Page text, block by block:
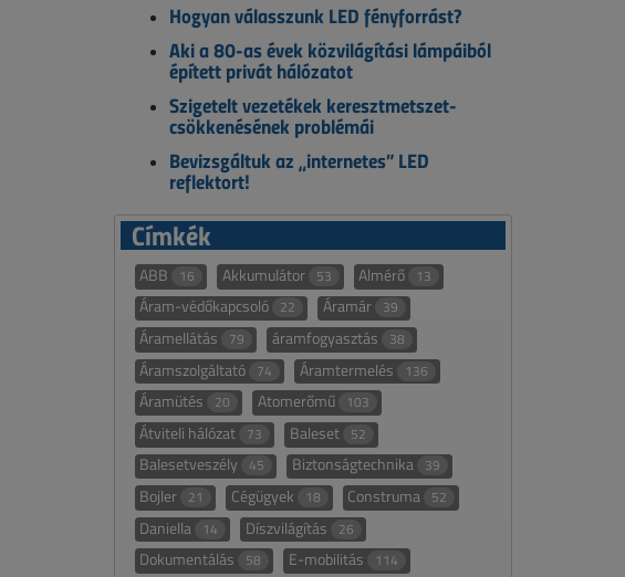
Hogyan válasszunk LED fényforrást?
Aki a 80-as évek közvilágítási lámpáiból
épített privát hálózatot
Szigetelt vezetékek keresztmetszet-
csökkenésének problémái
Bevizsgáltuk az „internetes” LED
reflektort!
Címkék
ABB 16 Akkumulátor 53 Almérő 13
Áram-védőkapcsoló 22 Áramár 39
Áramellátás 79 áramfogyasztás 38
Áramszolgáltató 74 Áramtermelés 136
Áramütés 20 Atomerőmű 103
Átviteli hálózat 73 Baleset 52
Balesetveszély 45 Biztonságtechnika 39
Bojler 21 Cégügyek 18 Construma 52
Daniella 14 Díszvilágítás 26
Dokumentálás 58 E-mobilitás 114